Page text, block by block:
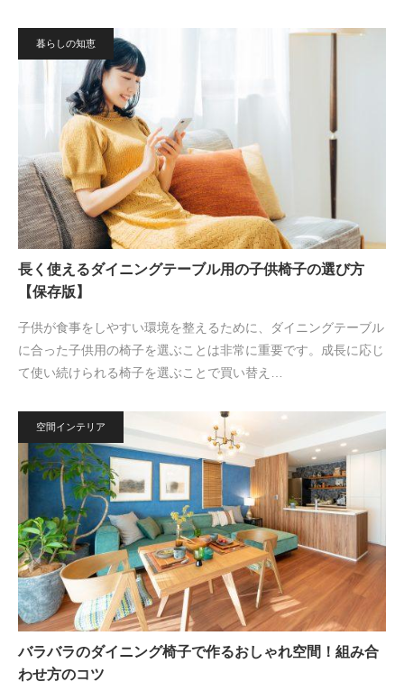
暮らしの知恵
長く使えるダイニングテーブル用の子供椅子の選び方
【保存版】
子供が食事をしやすい環境を整えるために、ダイニングテーブル
に合った子供用の椅子を選ぶことは非常に重要です。成長に応じ
て使い続けられる椅子を選ぶことで買い替え…
空間インテリア
バラバラのダイニング椅子で作るおしゃれ空間！組み合
わせ方のコツ